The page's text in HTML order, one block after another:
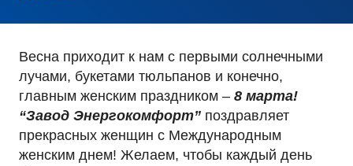
Весна приходит к нам с первыми солнечными
лучами, букетами тюльпанов и конечно,
главным женским праздником – 8 марта!
“Завод Энергокомфорт” поздравляет
прекрасных женщин с Международным
женским днем! Желаем, чтобы каждый день